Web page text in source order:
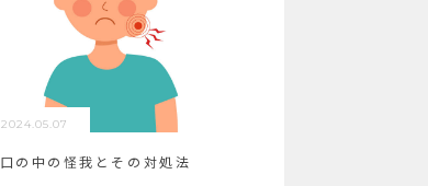
2024.05.07
口の中の怪我とその対処法